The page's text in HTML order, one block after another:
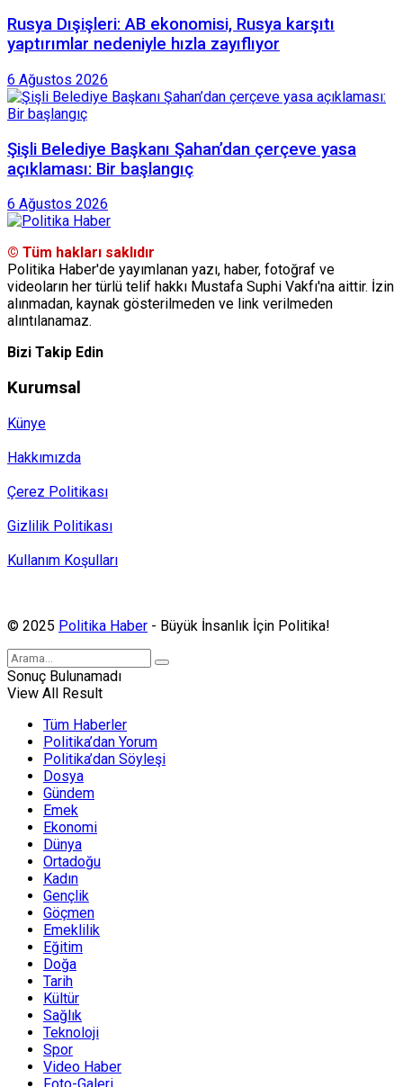
Rusya Dışişleri: AB ekonomisi, Rusya karşıtı
yaptırımlar nedeniyle hızla zayıflıyor
6 Ağustos 2026
Şişli Belediye Başkanı Şahan’dan çerçeve yasa
açıklaması: Bir başlangıç
6 Ağustos 2026
© Tüm hakları saklıdır
Politika Haber'de yayımlanan yazı, haber, fotoğraf ve
videoların her türlü telif hakkı Mustafa Suphi Vakfı'na aittir. İzin
alınmadan, kaynak gösterilmeden ve link verilmeden
alıntılanamaz.
Bizi Takip Edin
Kurumsal
Künye
Hakkımızda
Çerez Politikası
Gizlilik Politikası
Kullanım Koşulları
© 2025 Politika Haber - Büyük İnsanlık İçin Politika!
Sonuç Bulunamadı
View All Result
Tüm Haberler
Politika’dan Yorum
Politika’dan Söyleşi
Dosya
Gündem
Emek
Ekonomi
Dünya
Ortadoğu
Kadın
Gençlik
Göçmen
Emeklilik
Eğitim
Doğa
Tarih
Kültür
Sağlık
Teknoloji
Spor
Video Haber